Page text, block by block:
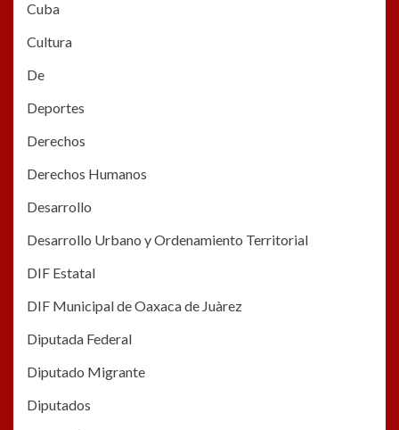
Cuba
Cultura
De
Deportes
Derechos
Derechos Humanos
Desarrollo
Desarrollo Urbano y Ordenamiento Territorial
DIF Estatal
DIF Municipal de Oaxaca de Juàrez
Diputada Federal
Diputado Migrante
Diputados